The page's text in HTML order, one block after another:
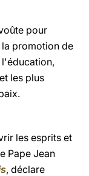
pour
promotion de
l'éducation,
les plus
les esprits et
Pape Jean
, déclare